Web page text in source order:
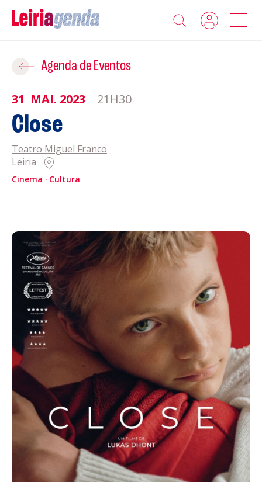
Agenda
Sobre a Leiriagenda
Promotores
Clubes Desportivos
Política de Privacidade
Política de Cookies
Acompanhe a Leiria Agenda
CULTURA
Agenda de Eventos
31 MAI. 2023 21H30
Close
Teatro Miguel Franco
Leiria
Cinema Cultura
Adicionar ao Roteiro
ROTEIROS EXISTENTES
CRIAR NOVO